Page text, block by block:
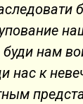
нам
нас к